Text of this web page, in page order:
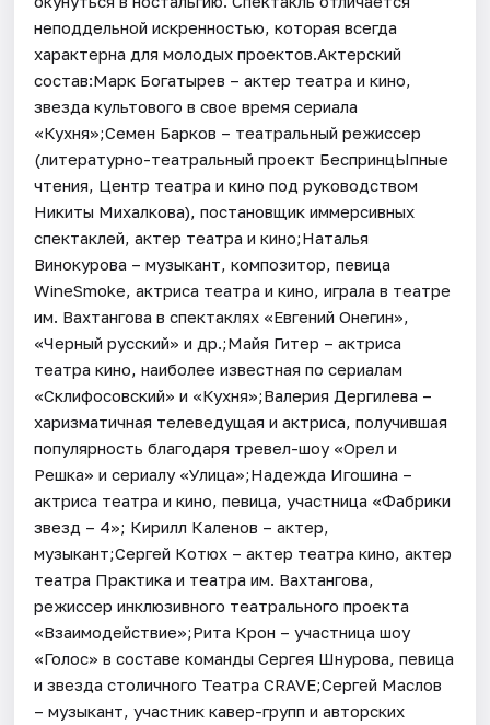
неподдельной искренностью, которая всегда
характерна для молодых проектов.Актерский
состав:Марк Богатырев – актер театра и кино,
звезда культового в свое время сериала
«Кухня»;Семен Барков – театральный режиссер
(литературно-театральный проект БеспринцЫпные
чтения, Центр театра и кино под руководством
Никиты Михалкова), постановщик иммерсивных
спектаклей, актер театра и кино;Наталья
Винокурова – музыкант, композитор, певица
WineSmoke, актриса театра и кино, играла в театре
им. Вахтангова в спектаклях «Евгений Онегин»,
«Черный русский» и др.;Майя Гитер – актриса
театра кино, наиболее известная по сериалам
«Склифосовский» и «Кухня»;Валерия Дергилева –
харизматичная телеведущая и актриса, получившая
популярность благодаря тревел-шоу «Орел и
Решка» и сериалу «Улица»;Надежда Игошина –
актриса театра и кино, певица, участница «Фабрики
звезд – 4»; Кирилл Каленов – актер,
музыкант;Сергей Котюх – актер театра кино, актер
театра Практика и театра им. Вахтангова,
режиссер инклюзивного театрального проекта
«Взаимодействие»;Рита Крон – участница шоу
«Голос» в составе команды Сергея Шнурова, певица
и звезда столичного Театра CRAVE;Сергей Маслов
– музыкант, участник кавер-групп и авторских